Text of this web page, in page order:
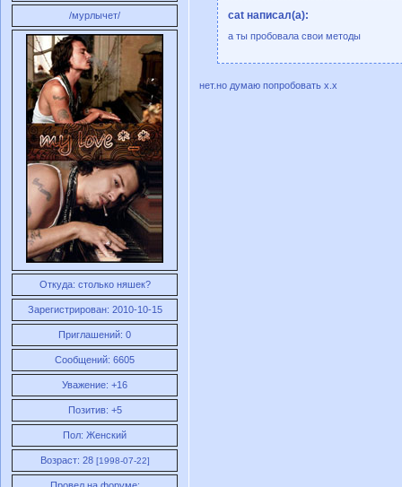
/мурлычет/
Откуда: столько няшек?
Зарегистрирован: 2010-10-15
Приглашений: 0
Сообщений: 6605
Уважение: +16
Позитив: +5
Пол: Женский
Возраст: 28 [1998-07-22]
cat написал(а):
а ты пробовала свои методы
нет.но думаю попробовать х.х